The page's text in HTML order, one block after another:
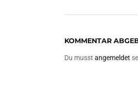
KOMMENTAR
Du musst angemeldet